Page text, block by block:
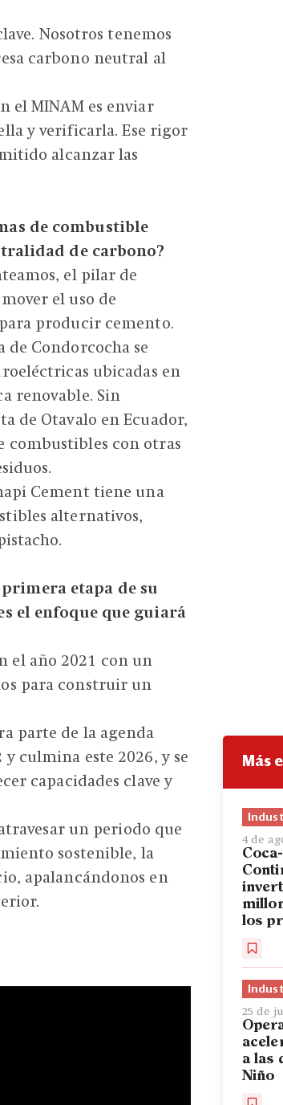
Nosotros tenemos
carbono neutral al
el MINAM es enviar
y verificarla. Ese rigor
alcanzar las
de combustible
de carbono?
el pilar de
el uso de
producir cemento.
Condorcocha se
ubicadas en
renovable. Sin
de Otavalo en Ecuador,
combustibles con otras
Cement tiene una
alternativos,
etapa de su
el enfoque que guiará
el año 2021 con un
para construir un
parte de la agenda
culmina este 2026, y se
capacidades clave y
un periodo que
sostenible, la
apalancándonos en
Más
4 de
los
25 de
a las
Niño